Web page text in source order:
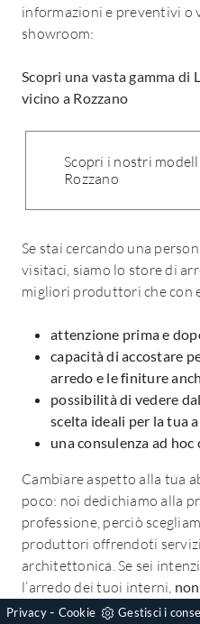
informazioni e preventivi o
showroom:
Scopri una vasta gamma
vicino a Rozzano
Scopri i nostri
Rozzano
Se stai cercando una
visitaci, siamo lo store di
migliori produttori che con
attenzione prima e
capacità di accostare
arredo e le finiture
possibilità di vedere
scelta ideali per la tua
una consulenza ad
Cambiare aspetto alla tua
poco: noi dedichiamo alla
professione, perciò
produttori offrendoti
architettonica. Se sei
l’arredo dei tuoi interni,
aspetta il nostro negozio di
Privacy- Cookie Gestisci i